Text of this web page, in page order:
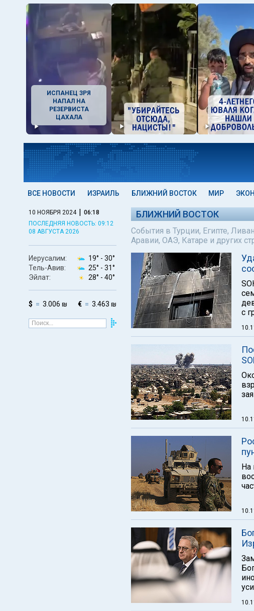
ИСПАНЕЦ ЗРЯ
НАПАЛ НА
РЕЗЕРВИСТА
ЦАХАЛА
ВСЕ НОВОСТИ ИЗРАИЛЬ БЛИЖНИЙ ВОСТОК МИР
10 НОЯБРЯ 2024 | 06:18
ПОСЛЕДНЯЯ НОВОСТЬ: 09:12
08 АВГУСТА 2026
Иерусалим: 19° - 30°
Тель-Авив:
25° - 31°
Эйлат:
28° - 40°
$ 3.006 ₪ € 3.463 ₪
БЛИЖНИЙ ВОСТОК
События в Турции, Египте,
Аравии, ОАЭ, Катаре и других
с
На